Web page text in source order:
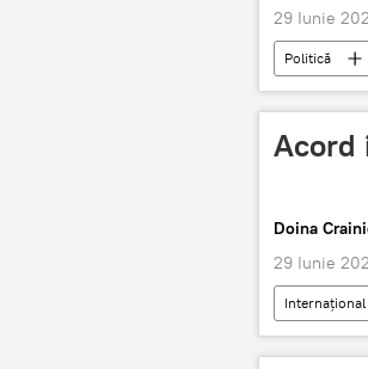
29 Iunie
Politică
Acord
Doina
29 Iunie
Internaţional